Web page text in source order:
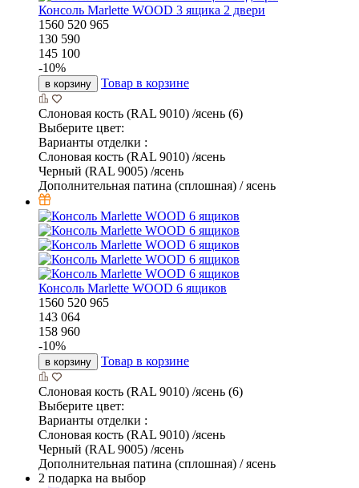
Консоль Marlette WOOD 3 ящика 2 двери
1560 520 965
130 590
145 100
-10%
в корзину Товар в корзине
Слоновая кость (RAL 9010) /ясень (6)
Выберите цвет:
Варианты отделки :
Слоновая кость (RAL 9010) /ясень
Черный (RAL 9005) /ясень
Дополнительная патина (сплошная) / ясень
Консоль Marlette WOOD 6 ящиков
1560 520 965
143 064
158 960
-10%
в корзину Товар в корзине
Слоновая кость (RAL 9010) /ясень (6)
Выберите цвет:
Варианты отделки :
Слоновая кость (RAL 9010) /ясень
Черный (RAL 9005) /ясень
Дополнительная патина (сплошная) / ясень
2 подарка на выбор